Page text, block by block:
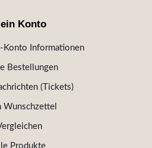
Konto
Konto Informationen
Bestellungen
(Tickets)
Wunschzettel
Produkte